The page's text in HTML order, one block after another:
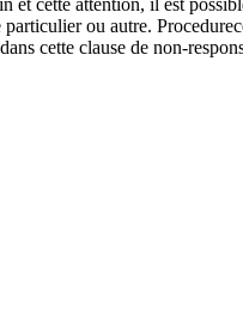
ou autre.
cette clause de non-